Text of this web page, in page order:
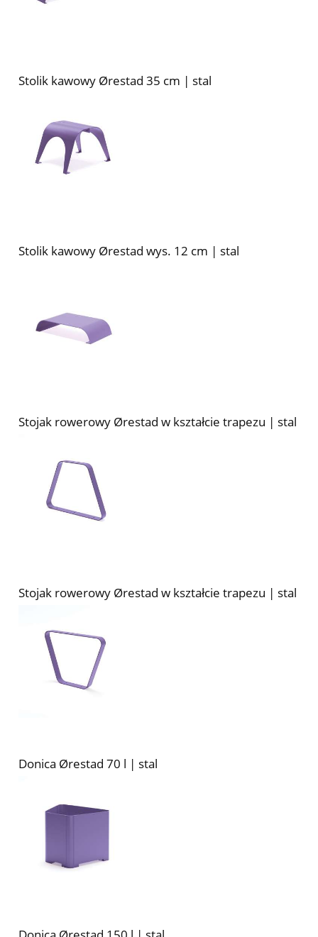
Stolik kawowy Ørestad 35 cm | stal
Stolik kawowy Ørestad wys. 12 cm | stal
Stojak rowerowy Ørestad w kształcie trapezu | stal
Stojak rowerowy Ørestad w kształcie trapezu | stal
Donica Ørestad 70 l | stal